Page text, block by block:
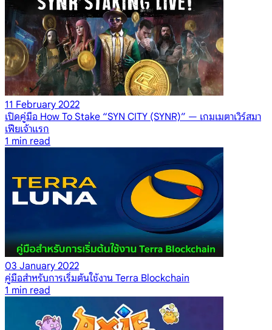
11 February 2022
เปิดคู่มือ How To Stake “SYN CITY (SYNR)” — เกมเมตาเวิร์สมา
เฟียเจ้าแรก
1 min read
03 January 2022
คู่มือสำหรับการเริ่มต้นใช้งาน Terra Blockchain
1 min read